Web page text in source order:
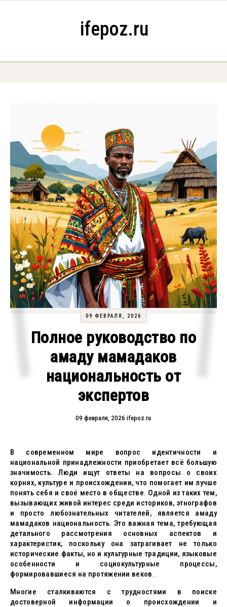
ifepoz.ru
09 ФЕВРАЛЯ, 2026
Полное руководство по
амаду мамадаков
национальность от
экспертов
09 февраля, 2026 ifepoz.ru
В современном мире вопрос идентичности и
национальной принадлежности приобретает всё большую
значимость. Люди ищут ответы на вопросы о своих
корнях, культуре и происхождении, что помогает им лучше
понять себя и своё место в обществе. Одной из таких тем,
вызывающих живой интерес среди историков, этнографов
и просто любознательных читателей, является амаду
мамадаков национальность. Это важная тема, требующая
детального рассмотрения основных аспектов и
характеристик, поскольку она затрагивает не только
исторические факты, но и культурные традиции, языковые
особенности и социокультурные процессы,
формировавшиеся на протяжении веков.
Многие сталкиваются с трудностями в поиске
достоверной информации о происхождении и